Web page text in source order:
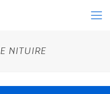
NITUIRE